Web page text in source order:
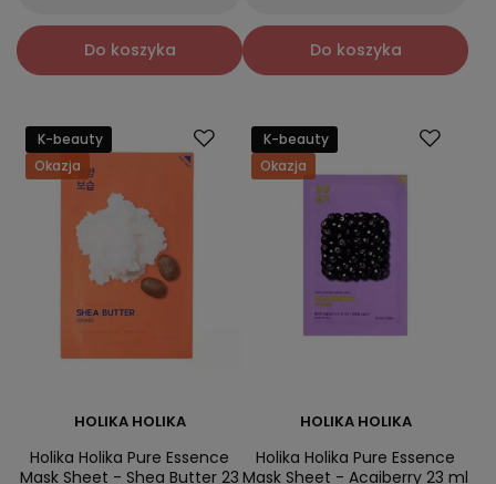
Do koszyka Do koszyka
K-beauty
Okazja
HOLIKA HOLIKA
Holika Holika Pure Essence
Mask Sheet - Shea Butter 23
K-beauty
Okazja
HOLIKA HOLIKA
Holika Holika Pure Essence
Mask Sheet - Acaiberry 23 ml